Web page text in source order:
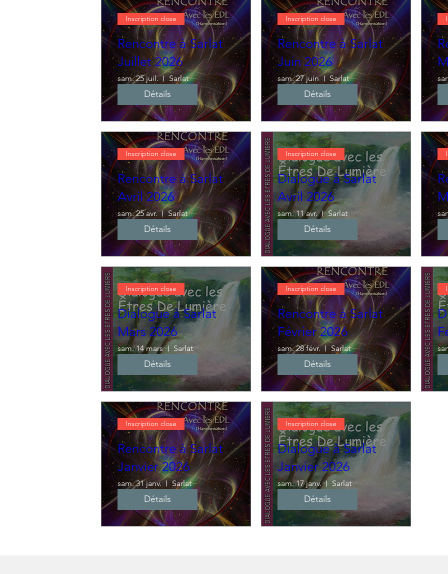
Inscription close
Rencontre à Sarlat
Juillet 2026
sam. 25 juil. Sarlat
Détails
Inscription close
Rencontre à Sarlat
Juin 2026
sam. 27 juin Sarlat
Détails
Inscription close
Rencontre à Sarlat
Avril 2026
sam. 25 avr. Sarlat
Détails
Inscription close
Dialogue à Sarlat
Avril 2026
sam. 11 avr. Sarlat
Détails
Inscription close
Dialogue à Sarlat
Mars 2026
sam. 14 mars Sarlat
Détails
Inscription close
Rencontre à Sarlat
Février 2026
sam. 28 févr. Sarlat
Détails
Inscription close
Rencontre à Sarlat
Janvier 2026
sam. 31 janv. Sarlat
Détails
Inscription close
Dialogue à Sarlat
Janvier 2026
sam. 17 janv. Sarlat
Détails